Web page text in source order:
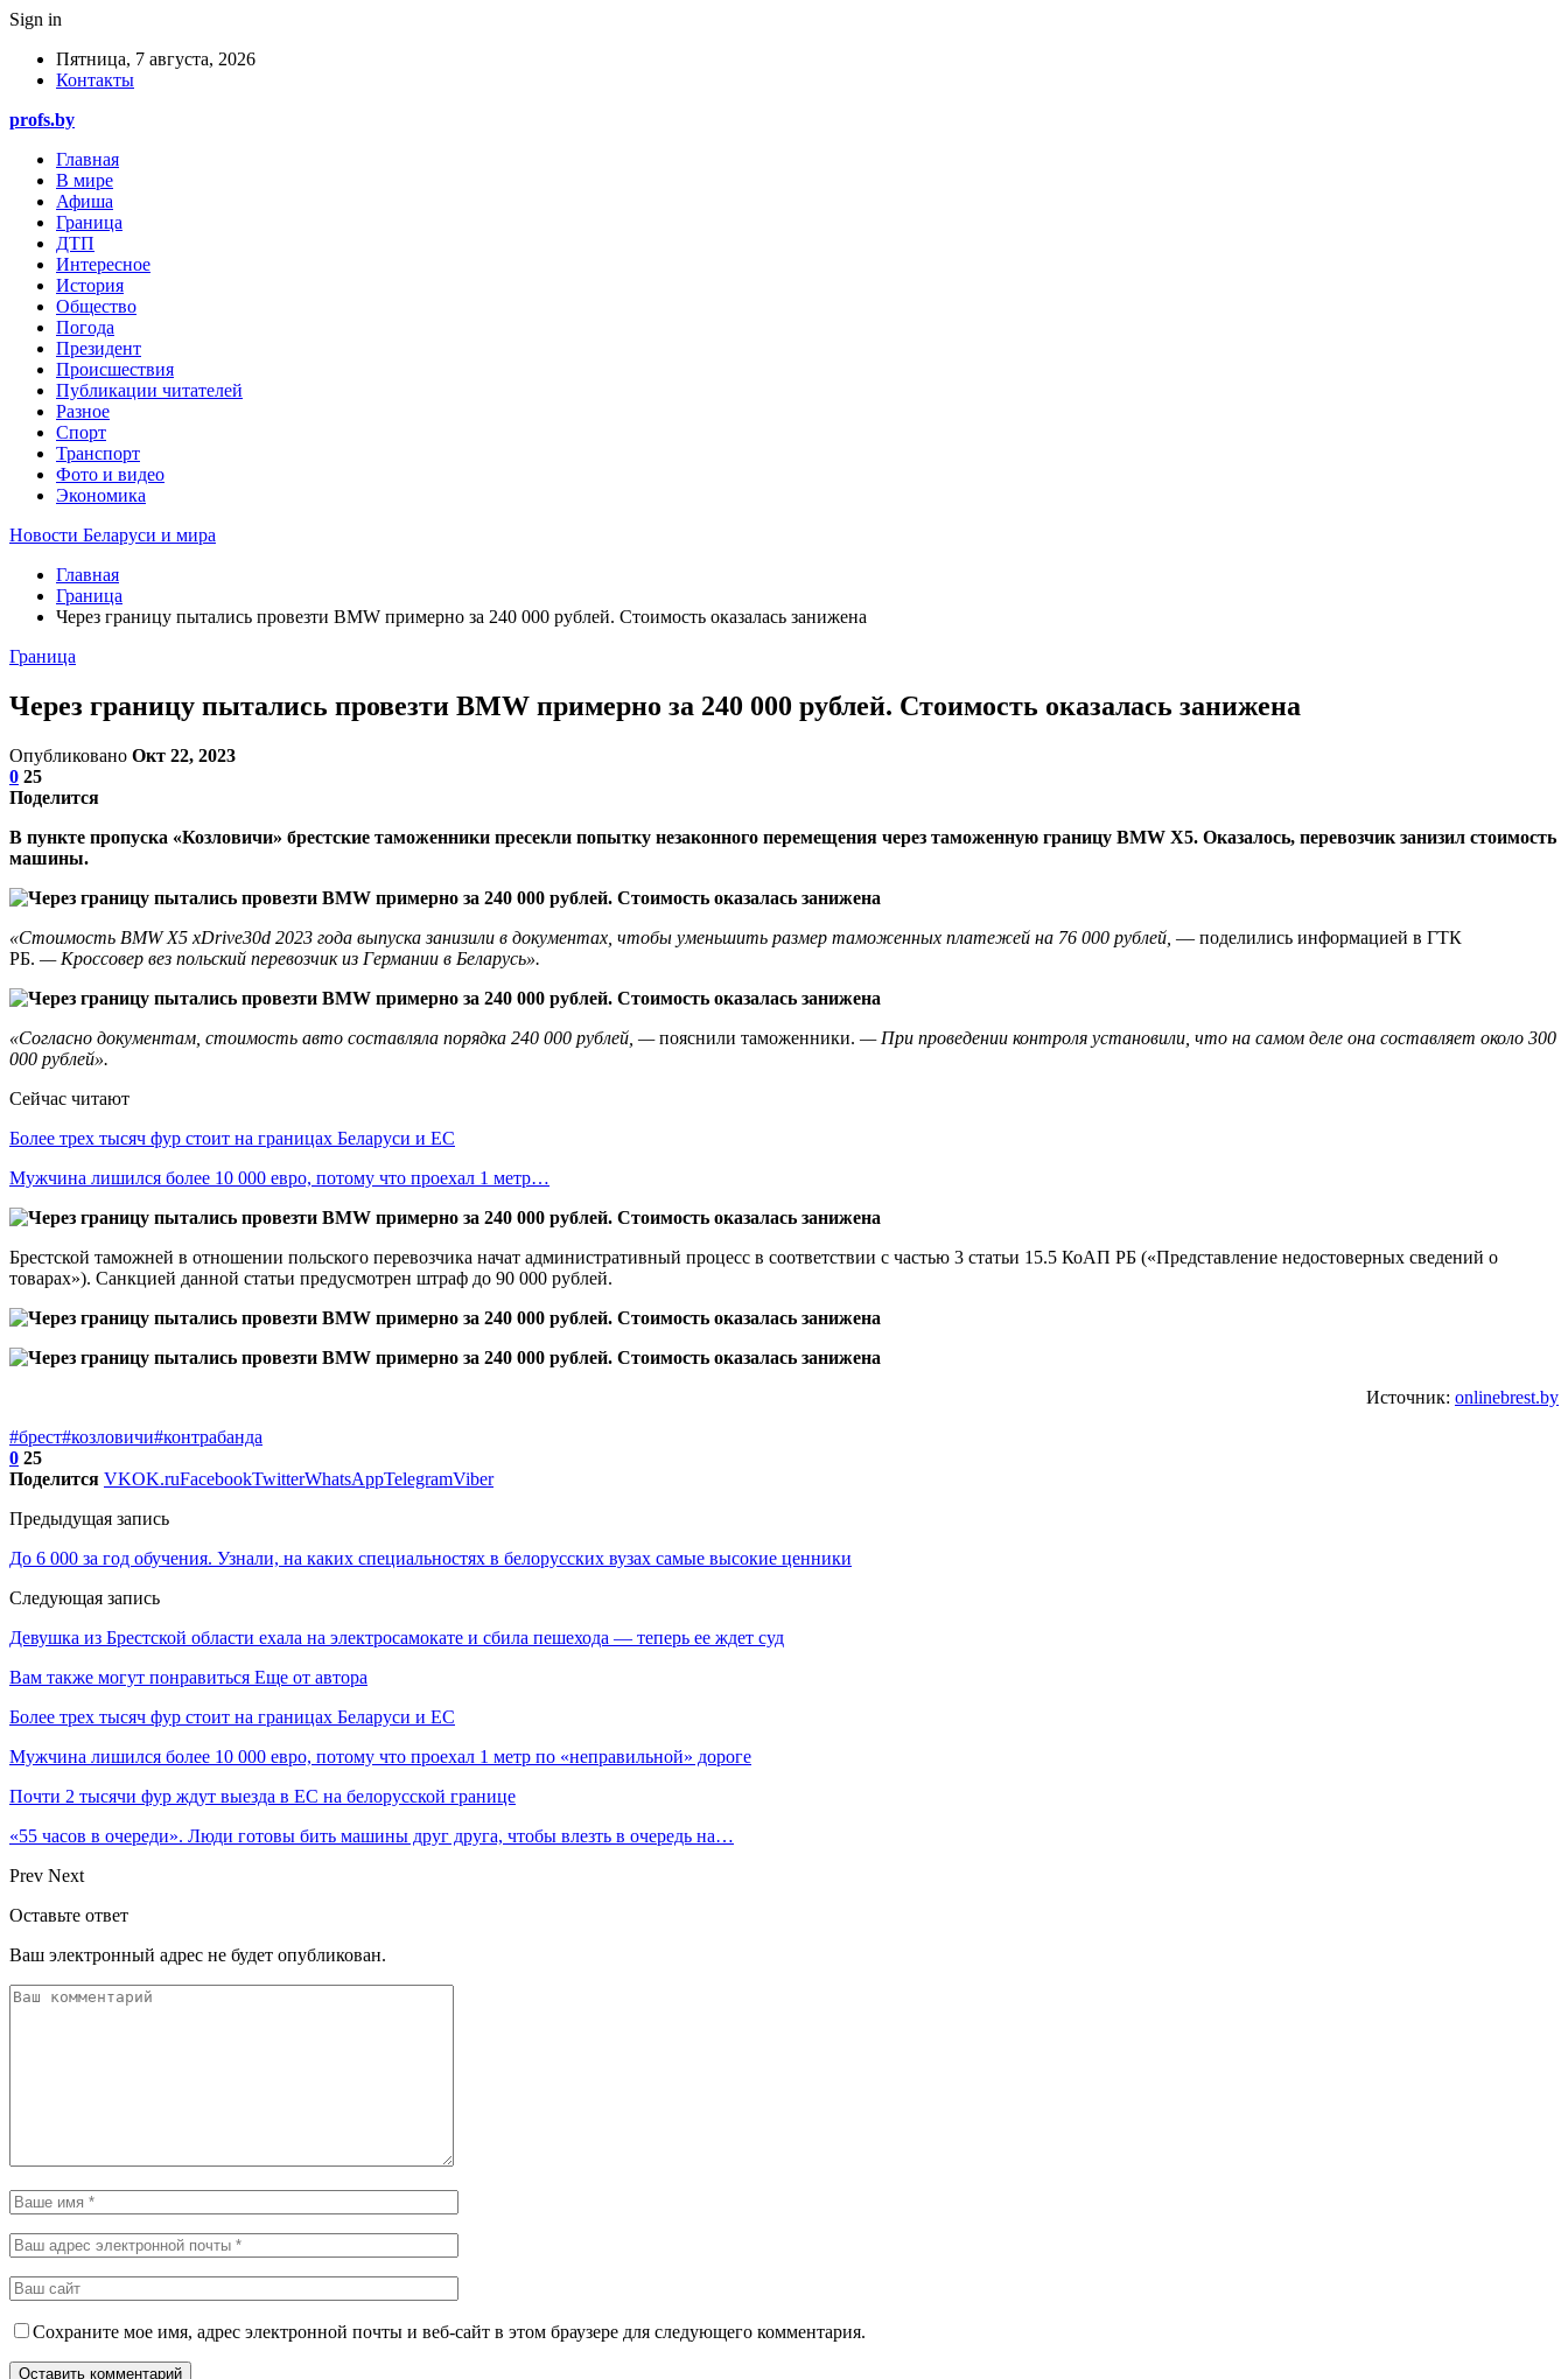
Sign in
Пятница, 7 августа, 2026
Контакты
profs.by
Главная
В мире
Афиша
Граница
ДТП
Интересное
История
Общество
Погода
Президент
Происшествия
Публикации читателей
Разное
Спорт
Транспорт
Фото и видео
Экономика
Новости Беларуси и мира
Главная
Граница
Через границу пытались провезти BMW примерно за 240 000 рублей. Стоимость оказалась занижена
Граница
Через границу пытались провезти BMW примерно за 240 000 рублей. Стоимость оказалась занижена
Опубликовано Окт 22, 2023
0 25
Поделится
В пункте пропуска «Козловичи» брестские таможенники пресекли попытку незаконного перемещения через таможенную границу BMW X5. Оказалось, перевозчик занизил стоимость
машины.
«Стоимость BMW X5 xDrive30d 2023 года выпуска занизили в документах, чтобы уменьшить размер таможенных платежей на 76 000 рублей, — поделились информацией в ГТК
РБ. — Кроссовер вез польский перевозчик из Германии в Беларусь».
«Согласно документам, стоимость авто составляла порядка 240 000 рублей, —пояснили таможенники. — При проведении контроля установили, что на самом деле она составляет около 300
000 рублей».
Сейчас читают
Более трех тысяч фур стоит на границах Беларуси и ЕС
Мужчина лишился более 10 000 евро, потому что проехал 1 метр…
Брестской таможней в отношении польского перевозчика начат административный процесс в соответствии с частью 3 статьи 15.5 КоАП РБ («Представление недостоверных сведений о
товарах»). Санкцией данной статьи предусмотрен штраф до 90 000 рублей.
Источник: onlinebrest.by
#брест#козловичи#контрабанда
0 25
Поделится VKOK.ruFacebookTwitterWhatsAppTelegramViber
Предыдущая запись
До 6 000 за год обучения. Узнали, на каких специальностях в белорусских вузах самые высокие ценники
Следующая запись
Девушка из Брестской области ехала на электросамокате и сбила пешехода — теперь ее ждет суд
Вам также могут понравиться Еще от автора
Более трех тысяч фур стоит на границах Беларуси и ЕС
Мужчина лишился более 10 000 евро, потому что проехал 1 метр по «неправильной» дороге
Почти 2 тысячи фур ждут выезда в ЕС на белорусской границе
«55 часов в очереди». Люди готовы бить машины друг друга, чтобы влезть в очередь на…
Prev Next
Оставьте ответ
Ваш электронный адрес не будет опубликован.
Сохраните мое имя, адрес электронной почты и веб-сайт в этом браузере для следующего комментария.